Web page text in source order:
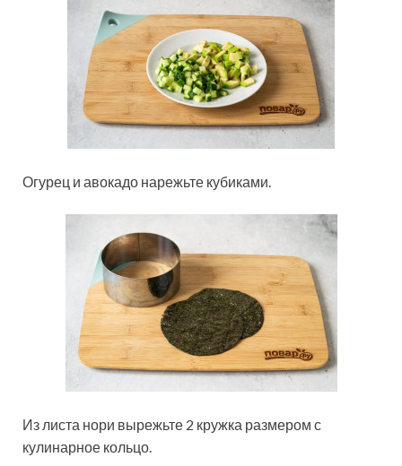
Огурец и авокадо нарежьте кубиками.
Из листа нори вырежьте 2 кружка размером с
кулинарное кольцо.